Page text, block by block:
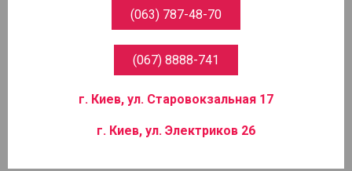
г. Киев, ул. Старовокзальная 17
г. Киев, ул. Электриков 26